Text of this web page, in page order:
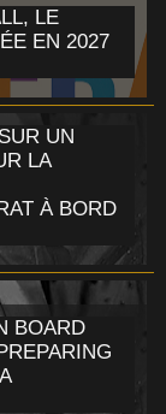
LE
EN 2027
UN
LA
À BORD
BOARD